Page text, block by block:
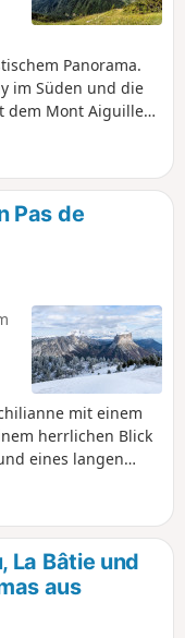
Panorama.
im Süden und die
dem Mont Aiguille
Pas de
mit einem
herrlichen Blick
eines langen
haben, nicht
bei gutem Wetter
La Bâtie und
aus